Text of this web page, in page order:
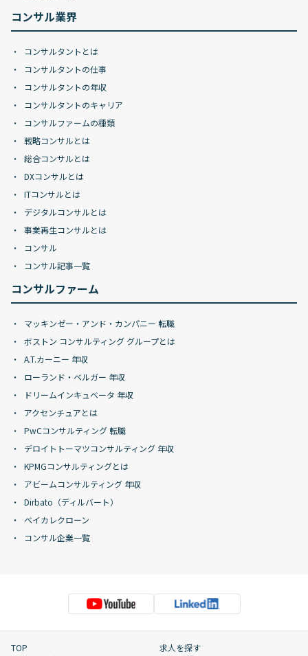
コンサル業界
コンサルタントとは
コンサルタントの仕事
コンサルタントの年収
コンサルタントのキャリア
コンサルファームの種類
戦略コンサルとは
総合コンサルとは
DXコンサルとは
ITコンサルとは
デジタルコンサルとは
事業再生コンサルとは
コンサル
コンサル記事一覧
コンサルファーム
マッキンゼー・アンド・カンパニー 転職
ボストン コンサルティング グループとは
A.T.カーニー 年収
ローランド・ベルガー 年収
ドリームインキュベータ 年収
アクセンチュアとは
PwCコンサルティング 転職
デロイトトーマツコンサルティング 年収
KPMGコンサルティングとは
アビームコンサルティング 年収
Dirbato（ディルバート）
ベイカレクローン
コンサル企業一覧
TOP
求人を探す